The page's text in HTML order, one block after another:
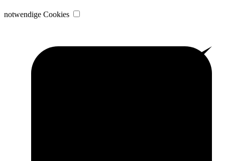
notwendige Cookies